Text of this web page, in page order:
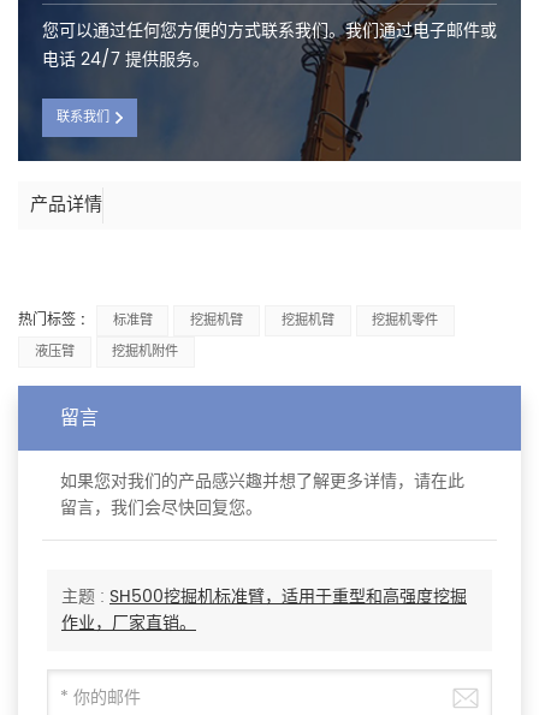
您可以通过任何您方便的方式联系我们。我们通过电子邮件或
电话 24/7 提供服务。
联系我们
产品详情
热门标签 : 标准臂 挖掘机臂 挖掘机臂
挖掘机零件
液压臂
挖掘机附件
留言
如果您对我们的产品感兴趣并想了解更多详情，请在此
留言，我们会尽快回复您。
主题 : SH500挖掘机标准臂，适用于重型和高强度挖掘
作业，厂家直销。